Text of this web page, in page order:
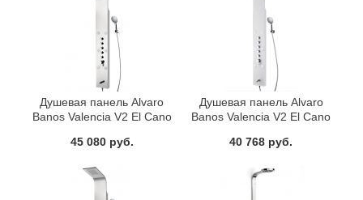
Душевая панель Alvaro
Banos Valencia V2 El Cano
45 080 руб.
Душевая панель Alvaro
Banos Valencia V2 El Cano
40 768 руб.